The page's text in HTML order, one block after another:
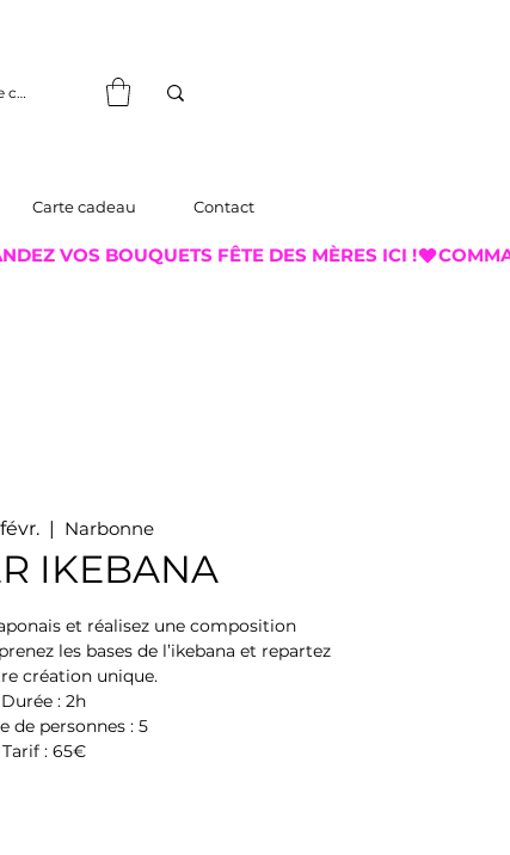
connecter
Carte cadeau Contact
  |
Narbonne
IKEBANA
et réalisez une composition
les bases de l’ikebana et repartez
création unique.
Durée : 2h
de personnes : 5
Tarif : 65€